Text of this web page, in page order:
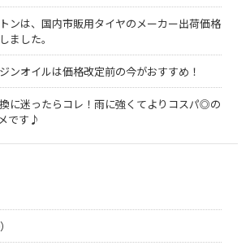
ンは、国内市販用タイヤのメーカー出荷価格
ました。
ンオイルは価格改定前の今がおすすめ！
に迷ったらコレ！雨に強くてよりコスパ◎の
です♪